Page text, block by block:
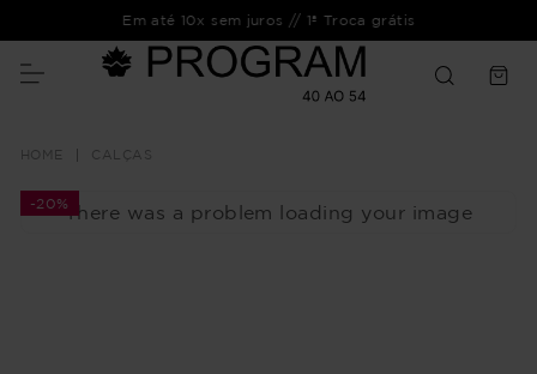
Em até 10x sem juros // 1ª Troca grátis
CALÇAS
There was a problem loading your image
-20%